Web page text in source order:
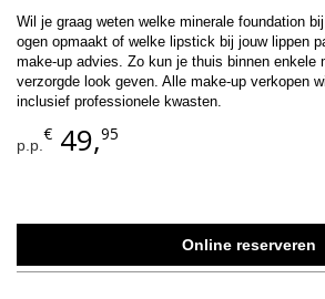
Wil je graag weten welke minerale foundation
ogen opmaakt of welke lipstick bij jouw lippen
make-up advies. Zo kun je thuis binnen enkele
verzorgde look geven. Alle make-up verkopen
inclusief professionele kwasten.
p.p.
€ 49,95
Online reserveren